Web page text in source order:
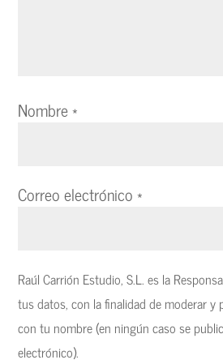
Nombre*
Correo electrónico*
Raúl Carrión Estudio, S.L. es la
tus datos, con la finalidad de moderar y
con tu nombre (en ningún caso se
electrónico).